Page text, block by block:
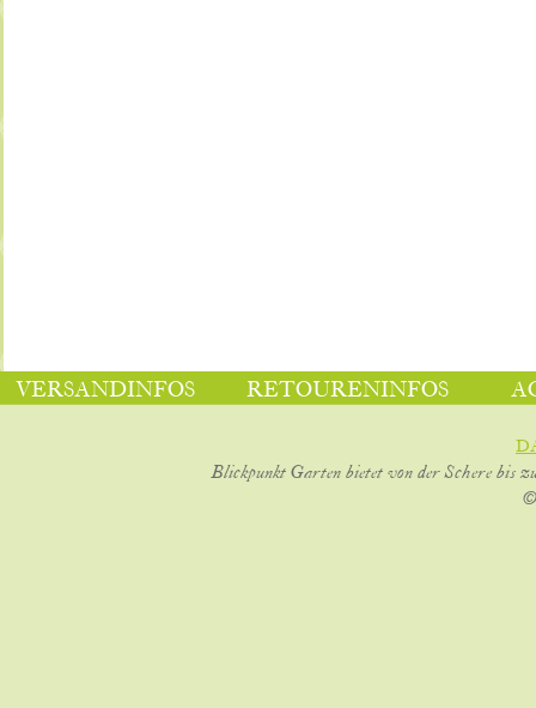
VERSANDINFOS RETOURENINFOS
Blickpunkt Garten bietet von der Schere bis